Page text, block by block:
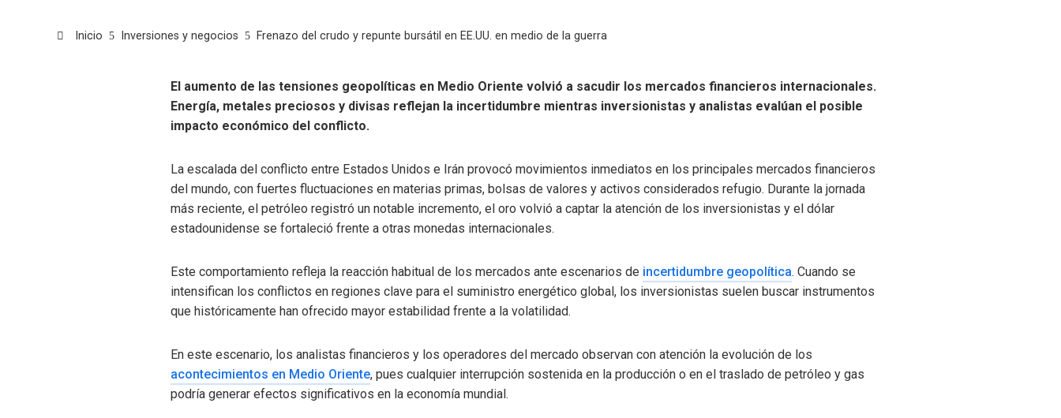
Inicio Inversiones y negocios Frenazo del crudo y repunte bursátil en EE.UU. en medio de la guerra
El aumento de las tensiones geopolíticas en Medio Oriente volvió a sacudir los mercados financieros internacionales.
Energía, metales preciosos y divisas reflejan la incertidumbre mientras inversionistas y analistas evalúan el posible
impacto económico del conflicto.
La escalada del conflicto entre Estados Unidos e Irán provocó movimientos inmediatos en los principales mercados financieros
del mundo, con fuertes fluctuaciones en materias primas, bolsas de valores y activos considerados refugio. Durante la jornada
más reciente, el petróleo registró un notable incremento, el oro volvió a captar la atención de los inversionistas y el dólar
estadounidense se fortaleció frente a otras monedas internacionales.
Este comportamiento refleja la reacción habitual de los mercados ante escenarios de incertidumbre geopolítica. Cuando se
intensifican los conflictos en regiones clave para el suministro energético global, los inversionistas suelen buscar instrumentos
que históricamente han ofrecido mayor estabilidad frente a la volatilidad.
En este escenario, los analistas financieros y los operadores del mercado observan con atención la evolución de los
acontecimientos en Medio Oriente, pues cualquier interrupción sostenida en la producción o en el traslado de petróleo y gas
podría generar efectos significativos en la economía mundial.